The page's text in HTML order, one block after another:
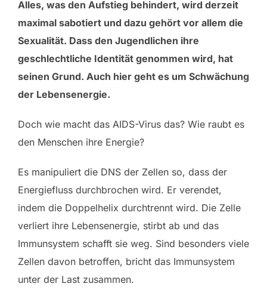
Alles, was den Aufstieg behindert, wird derzeit
maximal sabotiert und dazu gehört vor allem die
Sexualität. Dass den Jugendlichen ihre
geschlechtliche Identität genommen wird, hat
seinen Grund. Auch hier geht es um Schwächung
der Lebensenergie.
Doch wie macht das AIDS-Virus das? Wie raubt es
den Menschen ihre Energie?
Es manipuliert die DNS der Zellen so, dass der
Energiefluss durchbrochen wird. Er verendet,
indem die Doppelhelix durchtrennt wird. Die Zelle
verliert ihre Lebensenergie, stirbt ab und das
Immunsystem schafft sie weg. Sind besonders viele
Zellen davon betroffen, bricht das Immunsystem
unter der Last zusammen.